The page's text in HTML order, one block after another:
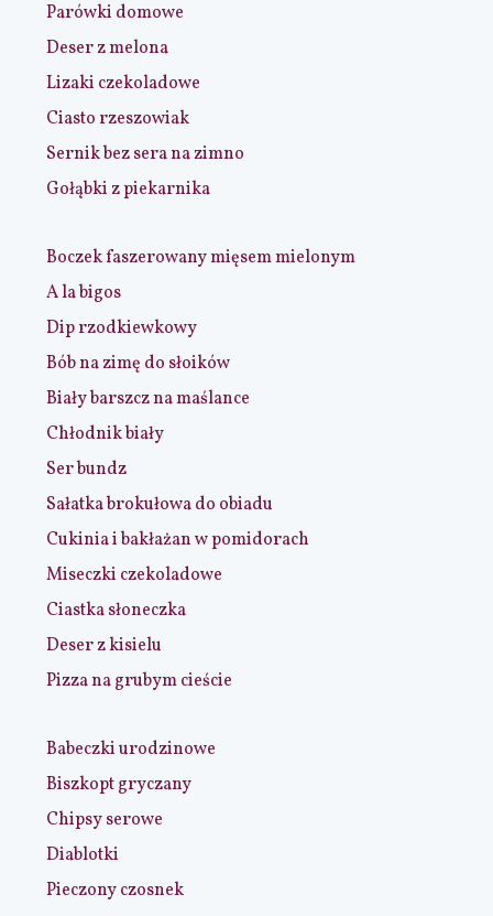
Parówki domowe
Deser z melona
Lizaki czekoladowe
Ciasto rzeszowiak
Sernik bez sera na zimno
Gołąbki z piekarnika
Boczek faszerowany mięsem mielonym
A la bigos
Dip rzodkiewkowy
Bób na zimę do słoików
Biały barszcz na maślance
Chłodnik biały
Ser bundz
Sałatka brokułowa do obiadu
Cukinia i bakłażan w pomidorach
Miseczki czekoladowe
Ciastka słoneczka
Deser z kisielu
Pizza na grubym cieście
Babeczki urodzinowe
Biszkopt gryczany
Chipsy serowe
Diablotki
Pieczony czosnek